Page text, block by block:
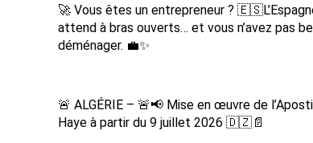
🚀 Vous êtes un entrepreneur ?
attend à bras ouverts… et vous n’avez pas
déménager. 💼✨
🚨 ALGÉRIE – 🚨📢 Mise en œuvre de
Haye à partir du 9 juillet 2026 🇩🇿📄